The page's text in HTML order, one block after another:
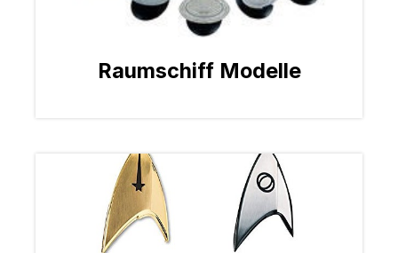
Raumschiff Modelle